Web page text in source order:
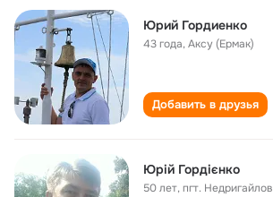
Юрий Гордиенко
43 года,Аксу (Ермак)
Добавить в друзья
Юрій Гордієнко
50 лет,пгт. Недригайлов